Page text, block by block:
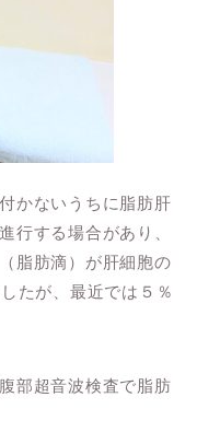
かないうちに脂肪肝
行する場合があり、
脂肪滴）が肝細胞の
たが、最近では５％
部超音波検査で脂肪